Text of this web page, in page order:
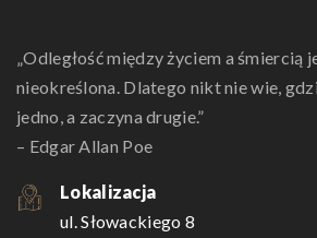
„Odległość między życiem a śmiercią
nieokreślona. Dlatego nikt nie wie,
jedno, a zaczyna drugie.”
– Edgar Allan Poe
Lokalizacja
ul. Słowackiego 8